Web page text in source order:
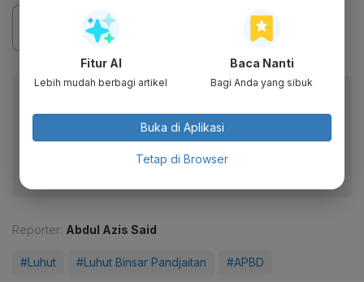
Baca artikel ini lewat aplikasi mobile.
Dapatkan pengalaman membaca lebih nyaman dan nikmati
fitur menarik lainnya lewat aplikasi mobile Katadata.
Reporter: Abdul Azis Said
#Luhut #Luhut Binsar Pandjaitan #APBD
Fitur AI
Lebih mudah berbagi artikel
Baca Nanti
Bagi Anda yang sibuk
Buka di Aplikasi
Tetap di Browser